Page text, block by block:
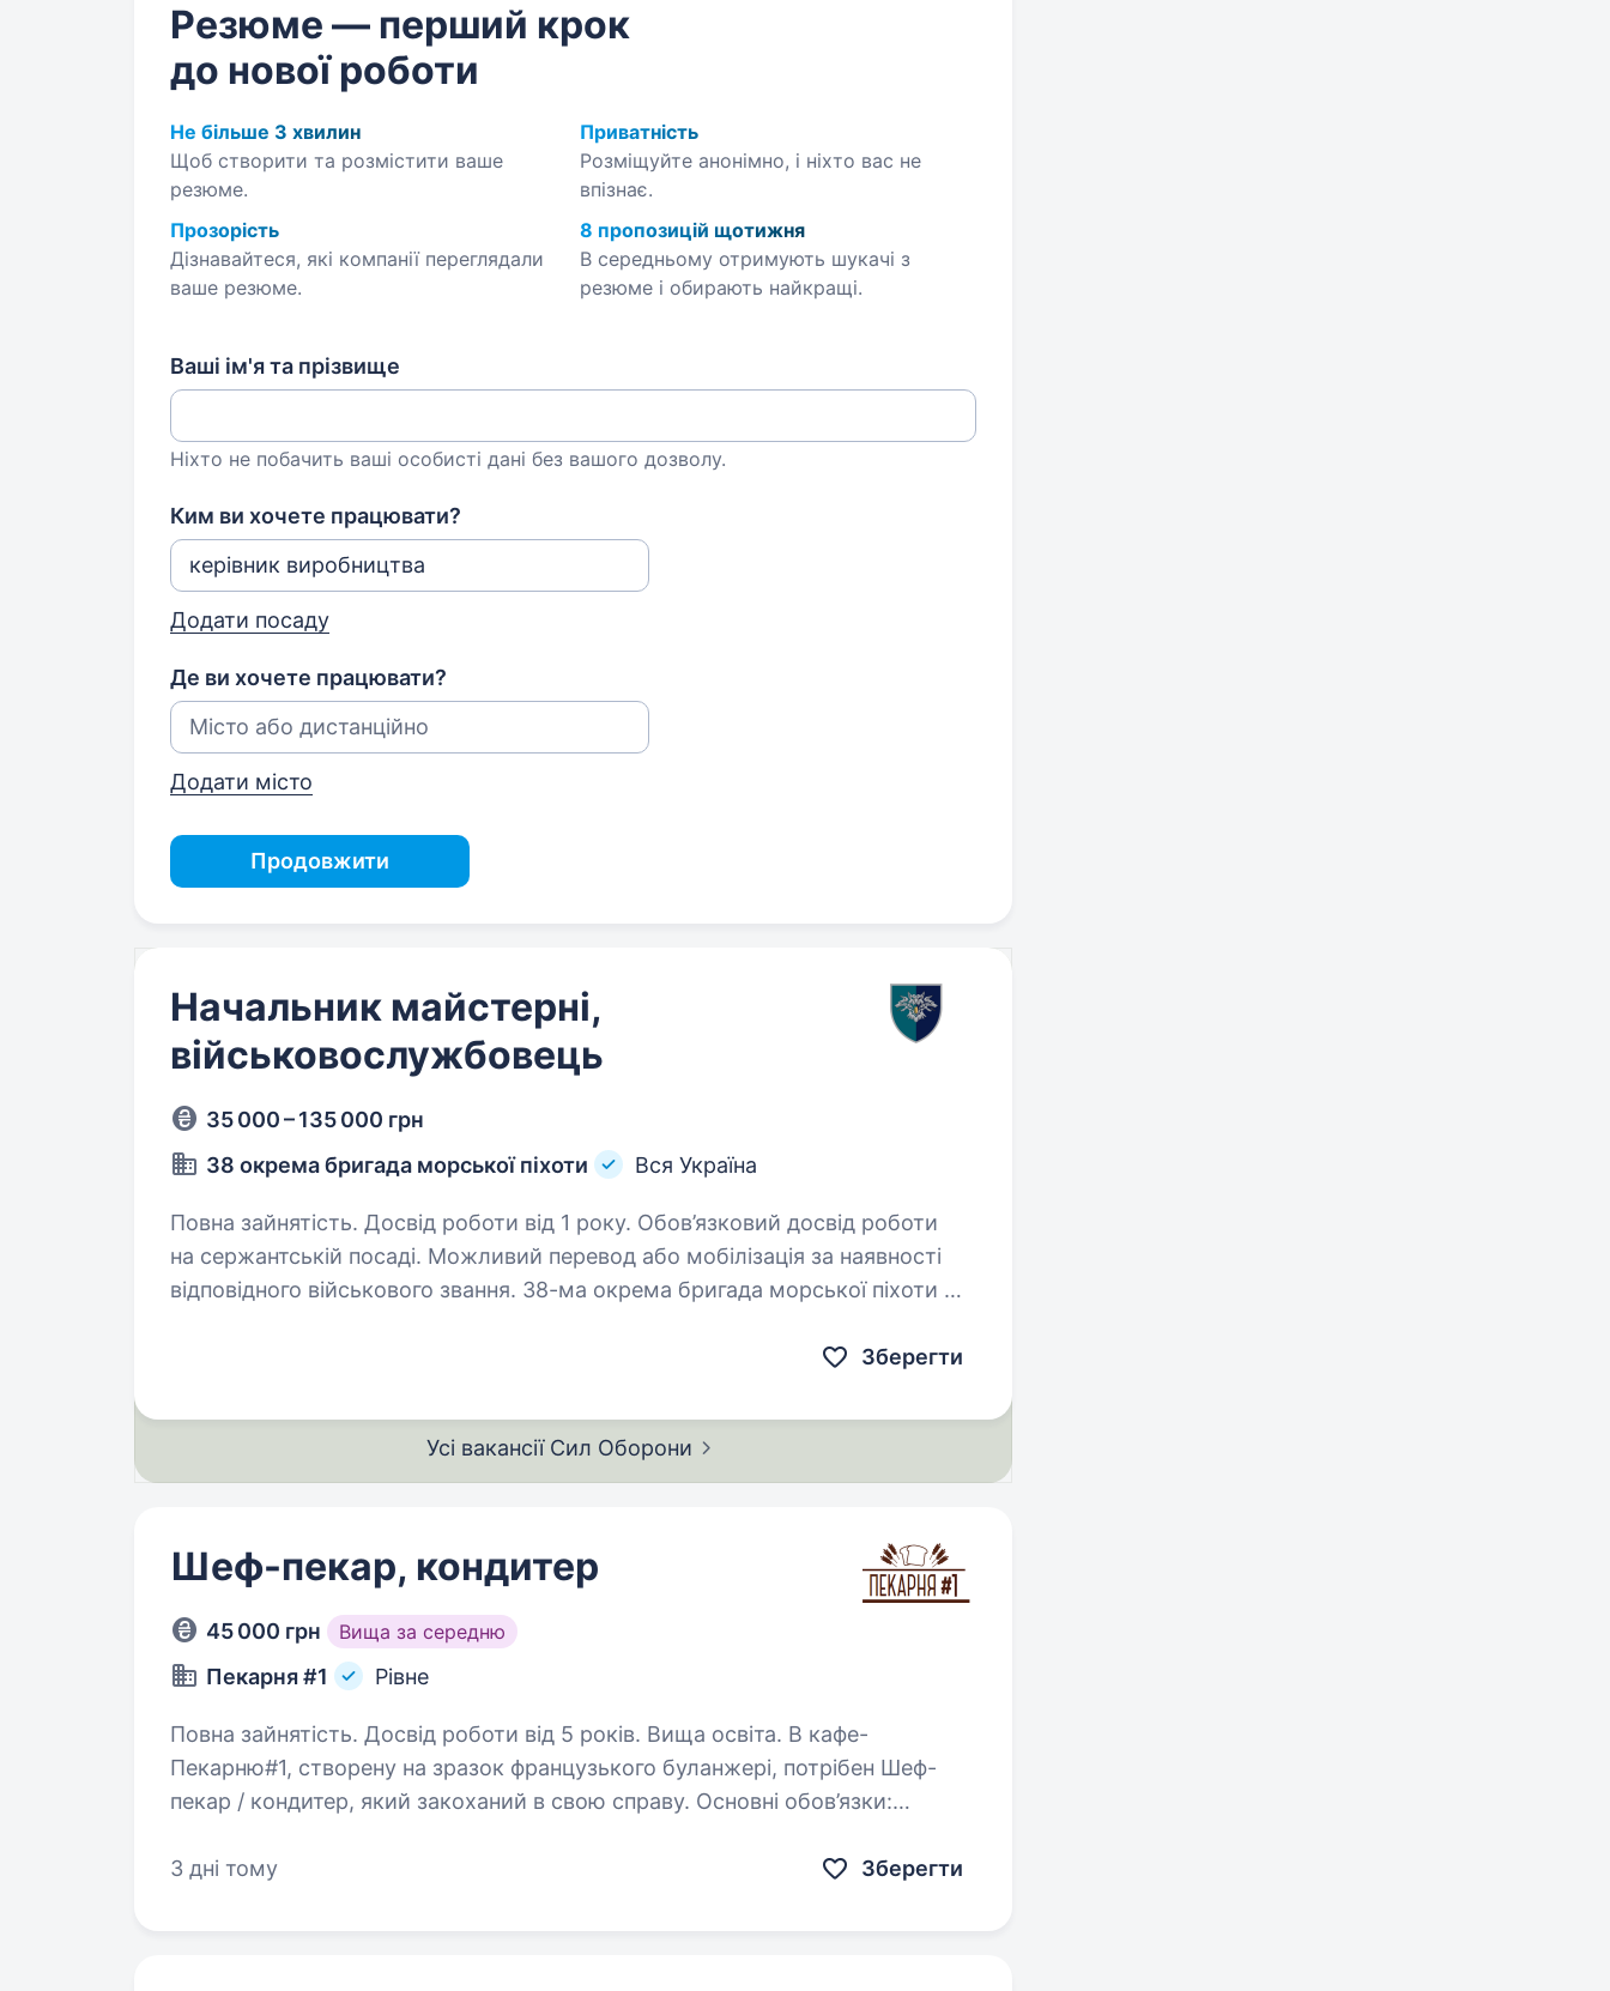
Резюме — перший крок
до нової роботи
Не більше 3 хвилин
Щоб створити та розмістити ваше
резюме.
Приватність
Розміщуйте анонімно, і ніхто вас не
впізнає.
Прозорість
Дізнавайтеся, які компанії переглядали
ваше резюме.
8 пропозицій щотижня
В середньому отримують шукачі з
резюме і обирають найкращі.
Ваші ім'я та прізвище
Ніхто не побачить ваші особисті дані без вашого дозволу.
Ким ви хочете працювати?
Додати посаду
Де ви хочете працювати?
Додати місто
Продовжити
Начальник майстерні,
військовослужбовець
35 000 – 135 000 грн
38 окрема бригада морської піхоти
Вся Україна
Повна зайнятість. Досвід роботи від 1 року. Обов’язковий досвід роботи
на сержантській посаді. Можливий перевод або мобілізація за наявності
відповідного військового звання. 38-ма окрема бригада морської піхоти —
Зберегти
Усі вакансії Сил Оборони
Шеф-пекар, кондитер
45 000 грн Вища за середню
Пекарня #1 Рівне
Повна зайнятість. Досвід роботи від 5 років. Вища освіта. В кафе-
Пекарню#1, створену на зразок французького буланжері, потрібен Шеф-
пекар / кондитер, який закоханий в свою справу. Основні обов’язки:
3 дні тому
Зберегти